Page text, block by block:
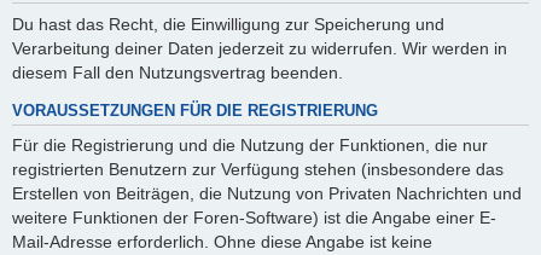
Du hast das Recht, die Einwilligung zur Speicherung und
Verarbeitung deiner Daten jederzeit zu widerrufen. Wir werden in
diesem Fall den Nutzungsvertrag beenden.
VORAUSSETZUNGEN FÜR DIE REGISTRIERUNG
Für die Registrierung und die Nutzung der Funktionen, die nur
registrierten Benutzern zur Verfügung stehen (insbesondere das
Erstellen von Beiträgen, die Nutzung von Privaten Nachrichten und
weitere Funktionen der Foren-Software) ist die Angabe einer E-
Mail-Adresse erforderlich. Ohne diese Angabe ist keine